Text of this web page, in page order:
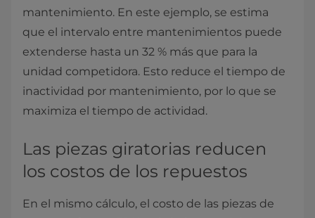
mantenimiento. En este ejemplo, se estima
que el intervalo entre mantenimientos puede
extenderse hasta un 32 % más que para la
unidad competidora. Esto reduce el tiempo de
inactividad por mantenimiento, por lo que se
maximiza el tiempo de actividad.
Las piezas giratorias reducen
los costos de los repuestos
En el mismo cálculo, el costo de las piezas de